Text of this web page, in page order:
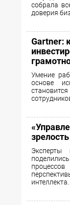
собрала
доверия
Gartner:
Умение
основе
интеллекта.